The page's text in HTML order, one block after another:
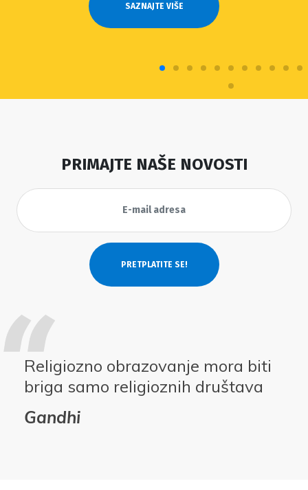
SAZNAJTE VIŠE
PRIMAJTE NAŠE NOVOSTI
Religiozno obrazovanje mora biti
briga samo religioznih društava
Gandhi